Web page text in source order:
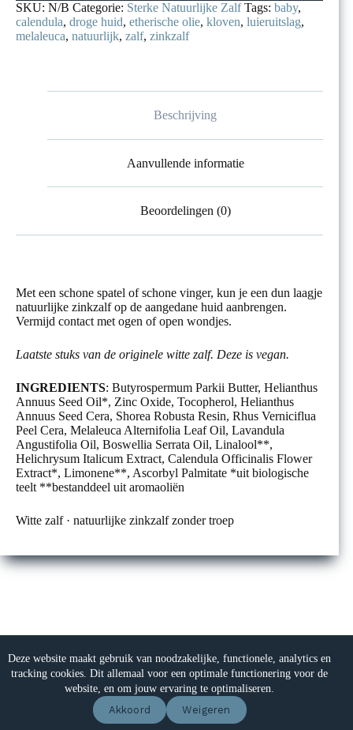
Deze website maakt gebruik van noodzakelijke, functionele, analytics en
tracking cookies. Dit allemaal voor een optimale functionering voor de
website, en om jouw ervaring te optimaliseren.
Akkoord
Weigeren
SKU: N/B Categorie: Sterke Natuurlijke Zalf Tags: baby,
calendula, droge huid, etherische olie, kloven, luieruitslag,
melaleuca, natuurlijk, zalf, zinkzalf
Beschrijving
Aanvullende informatie
Beoordelingen (0)
Met een schone spatel of schone vinger, kun je een dun laagje
natuurlijke zinkzalf op de aangedane huid aanbrengen.
Vermijd contact met ogen of open wondjes.
Laatste stuks van de originele witte zalf. Deze is vegan.
INGREDIENTS: Butyrospermum Parkii Butter, Helianthus
Annuus Seed Oil*, Zinc Oxide, Tocopherol, Helianthus
Annuus Seed Cera, Shorea Robusta Resin, Rhus Verniciflua
Peel Cera, Melaleuca Alternifolia Leaf Oil, Lavandula
Angustifolia Oil, Boswellia Serrata Oil, Linalool**,
Helichrysum Italicum Extract, Calendula Officinalis Flower
Extract*, Limonene**, Ascorbyl Palmitate *uit biologische
teelt **bestanddeel uit aromaoliën
Witte zalf · natuurlijke zinkzalf zonder troep
Retours
Privacy Policy
White Label cosmetica
Eigen cosmeticalijn beginnen
Algemene voorwaarden
contact